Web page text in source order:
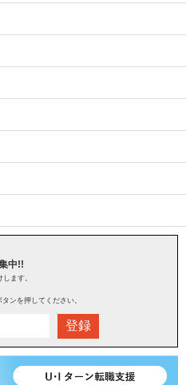
中!!
ます。
ンを押してください。
登録